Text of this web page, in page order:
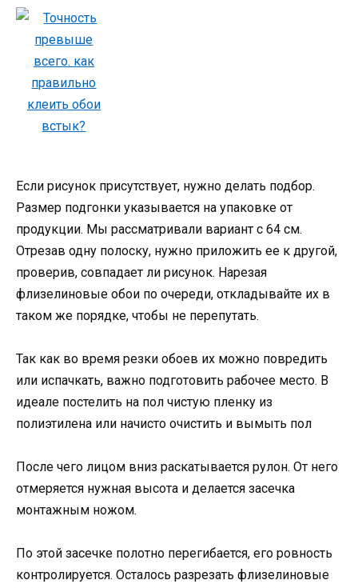
Если рисунок присутствует, нужно делать подбор.
Размер подгонки указывается на упаковке от
продукции. Мы рассматривали вариант с 64 см.
Отрезав одну полоску, нужно приложить ее к другой,
проверив, совпадает ли рисунок. Нарезая
флизелиновые обои по очереди, откладывайте их в
таком же порядке, чтобы не перепутать.
Так как во время резки обоев их можно повредить
или испачкать, важно подготовить рабочее место. В
идеале постелить на пол чистую пленку из
полиэтилена или начисто очистить и вымыть пол
После чего лицом вниз раскатывается рулон. От него
отмеряется нужная высота и делается засечка
монтажным ножом.
По этой засечке полотно перегибается, его ровность
контролируется. Осталось разрезать флизелиновые